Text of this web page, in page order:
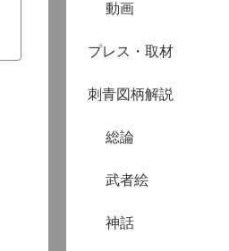
動画
プレス・取材
刺青図柄解説
総論
武者絵
神話